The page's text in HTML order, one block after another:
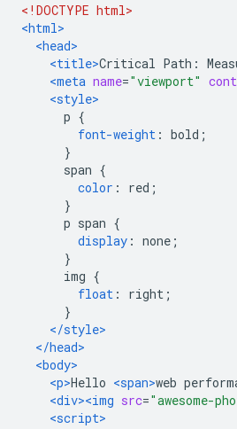
<!DOCTYPE html>
<html>
<head>
<title>Critical Path:
<meta name="viewport"
<style>
p {
font-weight : bold ;
}
span {
color : red ;
}
p span {
display : none ;
}
img {
float : right ;
}
</style>
</head>
<body>
<p>Hello <span>web
<div><img src="awesome-
<script>